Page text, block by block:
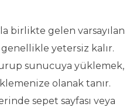
birlikte gelen varsayılan
genellikle yetersiz kalır.
sunucuya yüklemek,
olanak tanır.
sepet sayfası veya